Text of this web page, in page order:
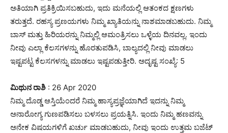
ಅತಿಯಾಗಿ ಪ್ರತಿಕ್ರಿಯಿಸಬಹುದು, ಇದು ಮನೆಯಲ್ಲಿ ಆತಂಕದ ಕ್ಷಣಗಳು
ತರುತ್ತದೆ. ರಹಸ್ಯ ಪ್ರಣಯಗಳು ನಿಮ್ಮ ಖ್ಯಾತಿಯನ್ನು ನಾಶಮಾಡಬಹುದು. ನಿಮ್ಮ
ಬಾಸ್ ಮತ್ತು ಹಿರಿಯರನ್ನು ನಿಮ್ಮಲ್ಲಿ ಆಮಂತ್ರಿಸಲು ಒಳ್ಳೆಯ ದಿನವಲ್ಲ. ಇಂದು
ನೀವು ಎಲ್ಲಾ ಕೆಲಸಗಳನ್ನು ಹೊರತುಪಡಿಸಿ, ಬಾಲ್ಯದಲ್ಲಿ ನೀವು ಮಾಡಲು
ಇಷ್ಟಪಟ್ಟ ಕೆಲಸಗಳನ್ನು ಮಾಡಲು ಇಷ್ಟಪಡುತ್ತೀರಿ. ಅದೃಷ್ಟ ಸಂಖ್ಯೆ: 5
ಮಿಥುನ ರಾಶಿ : 26 Apr 2020
ನಿಮ್ಮ ದೊಡ್ಡ ಆಸ್ತಿಯೆಂದರೆ ನಿಮ್ಮ ಹಾಸ್ಯಪ್ರಜ್ಞೆಯಾಗಿದೆ ಇದನ್ನು ನಿಮ್ಮ
ಅನಾರೋಗ್ಯ ಗುಣಪಡಿಸಲು ಬಳಸಲು ಪ್ರಯತ್ನಿಸಿ. ಇಂದು ನಿಮ್ಮ ಹಣವನ್ನು
ಅನೇಕ ವಿಷಯಗಳಿಗೆ ಖರ್ಚು ಮಾಡಬಹುದು, ನೀವು ಇಂದು ಉತ್ತಮ ಬಜೆಟ್